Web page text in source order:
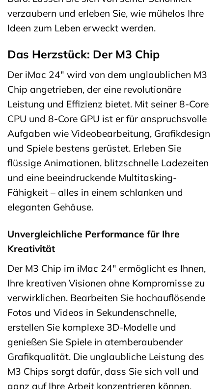
verzaubern und erleben Sie, wie mühelos Ihre
Ideen zum Leben erweckt werden.
Das Herzstück: Der M3 Chip
Der iMac 24″ wird von dem unglaublichen M3
Chip angetrieben, der eine revolutionäre
Leistung und Effizienz bietet. Mit seiner 8-Core
CPU und 8-Core GPU ist er für anspruchsvolle
Aufgaben wie Videobearbeitung, Grafikdesign
und Spiele bestens gerüstet. Erleben Sie
flüssige Animationen, blitzschnelle Ladezeiten
und eine beeindruckende Multitasking-
Fähigkeit – alles in einem schlanken und
eleganten Gehäuse.
Unvergleichliche Performance für Ihre
Kreativität
Der M3 Chip im iMac 24″ ermöglicht es Ihnen,
Ihre kreativen Visionen ohne Kompromisse zu
verwirklichen. Bearbeiten Sie hochauflösende
Fotos und Videos in Sekundenschnelle,
erstellen Sie komplexe 3D-Modelle und
genießen Sie Spiele in atemberaubender
Grafikqualität. Die unglaubliche Leistung des
M3 Chips sorgt dafür, dass Sie sich voll und
ganz auf Ihre Arbeit konzentrieren können,